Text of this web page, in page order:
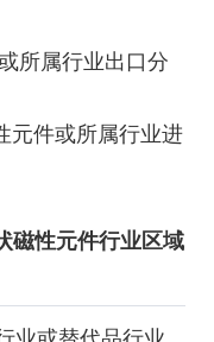
所属行业出口分
元件或所属行业进
性元件行业区域